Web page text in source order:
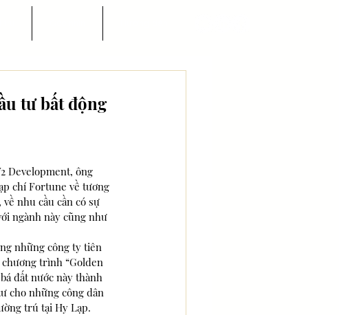
tư bất động
Development, ông
chí Fortune về tương
nhu cầu cần có sự
ngành này cũng như
những công ty tiên
trình “Golden
đất nước này thành
cho những công dân
trú tại Hy Lạp.